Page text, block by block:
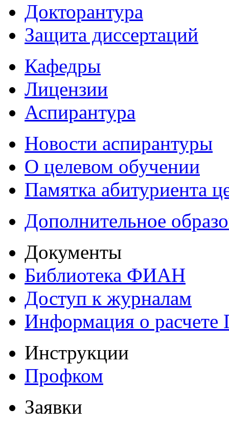
Докторантура
Защита диссертаций
Кафедры
Лицензии
Аспирантура
Новости аспирантуры
О целевом обучении
Памятка абитуриента
Дополнительное
Документы
Библиотека ФИАН
Доступ к журналам
Информация о
Инструкции
Профком
Заявки